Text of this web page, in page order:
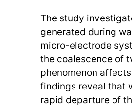
The study
generated during
micro-electrode
the coalescence of
phenomenon
findings reveal that
rapid departure of